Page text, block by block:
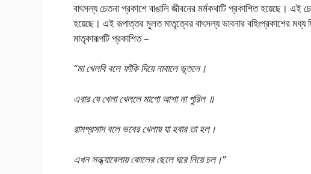
বাৎসল্য চেতনা প্রকাশে বাঙালি জীবনের মর্মকথাটি প্রকাশিত হয়েছে। এই
হয়েছে। এই রূপাত্তর মূলত মাতৃত্বের বাৎসল্য ভাবনার বহিঃপ্রকাশের মধ্য
মাতৃকারূপটি প্রকাশিত –
“মা খেলবি বলে ফাঁকি দিয়ে নাবালে ভূতলে।
এবার যে খেলা খেললে মাগো আশা না পুরিল ॥
রামপ্রসাদ বলে ভবের খেলায় যা হবার তা হল।
এখন সন্ধ্যাবেলায় কোলের ছেলে ঘরে নিয়ে চল।”